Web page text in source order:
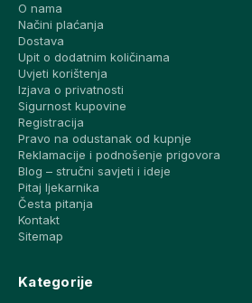
O nama
Načini plaćanja
Dostava
Upit o dodatnim količinama
Uvjeti korištenja
Izjava o privatnosti
Sigurnost kupovine
Registracija
Pravo na odustanak od kupnje
Reklamacije i podnošenje prigovora
Blog – stručni savjeti i ideje
Pitaj ljekarnika
Česta pitanja
Kontakt
Sitemap
Kategorije